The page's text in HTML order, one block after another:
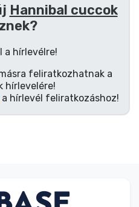
Hannibal cuccok
a hírlevélre!
feliratkozhatnak a
hírlevelére!
a hírlevél feliratkozáshoz!